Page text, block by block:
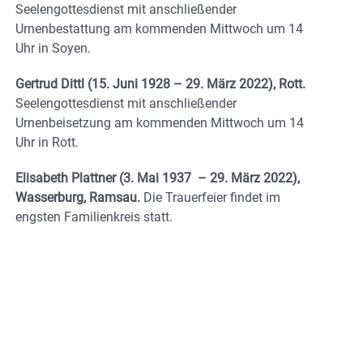
Seelengottesdienst mit anschließender
Urnenbestattung am kommenden Mittwoch um 14
Uhr in Soyen.
Gertrud Dittl (15. Juni 1928 – 29. März 2022), Rott.
Seelengottesdienst mit anschließender
Urnenbeisetzung am kommenden Mittwoch um 14
Uhr in Rott.
Elisabeth Plattner (3. Mai 1937 – 29. März 2022),
Wasserburg, Ramsau. Die Trauerfeier findet im
engsten Familienkreis statt.